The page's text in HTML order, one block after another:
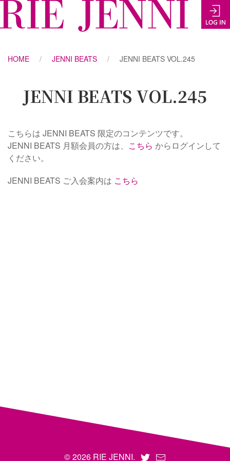
HOME JENNI BEATS JENNI BEATS VOL.245
JENNI BEATS VOL.245
こちらは JENNI BEATS 限定のコンテンツです。
JENNI BEATS 月額会員の方は、 こちら からログインして
ください。
JENNI BEATS ご入会案内は こちら
© 2026 RIE JENNI.